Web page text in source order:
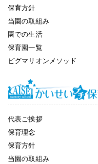
保育方針
当園の取組み
園での生活
保育園一覧
ピグマリオンメソッド
代表ご挨拶
保育理念
保育方針
当園の取組み